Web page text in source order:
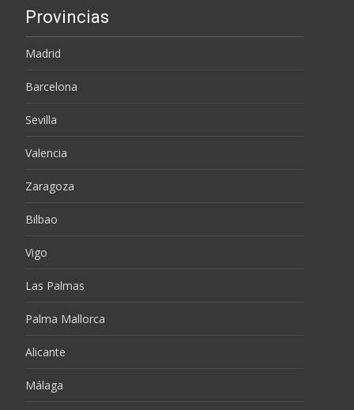
Provincias
Madrid
Barcelona
Sevilla
Valencia
Zaragoza
Bilbao
Vigo
Las Palmas
Palma Mallorca
Alicante
Málaga